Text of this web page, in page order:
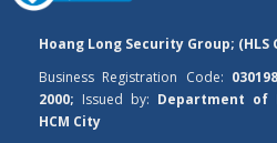
Hoang Long Security Group; (HLS
Business Registration Code:
2000; Issued by: Department of
HCM City